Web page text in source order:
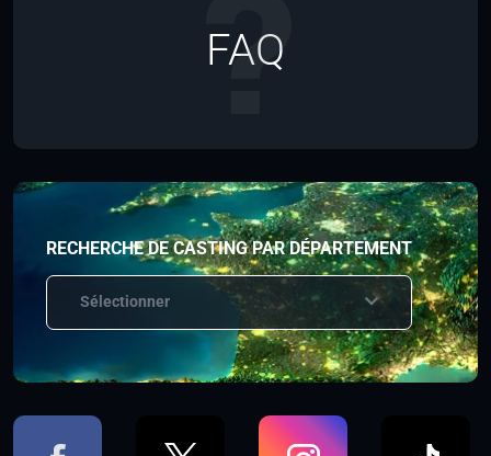
FAQ
RECHERCHE DE CASTING PAR DÉPARTEMENT
Sélectionner